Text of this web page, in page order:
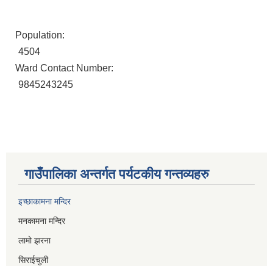
Population:
4504
Ward Contact Number:
9845243245
गाउँपालिका अन्तर्गत पर्यटकीय गन्तव्यहरु
इच्छाकामना मन्दिर
मनकामना मन्दिर
लामो झरना
सिराईचुली